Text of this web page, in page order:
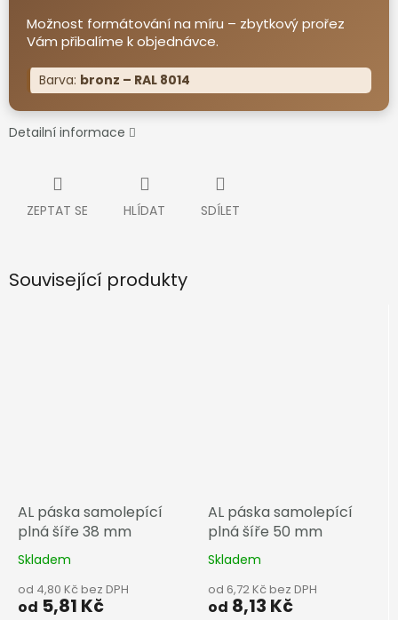
Možnost formátování na míru – zbytkový prořez
Vám přibalíme k objednávce.
Barva: bronz – RAL 8014
Detailní informace
ZEPTAT SE HLÍDAT SDÍLET
Související produkty
AL páska samolepící
plná šíře 38 mm
Skladem
od 4,80 Kč bez DPH
od 5,81 Kč
AL páska samolepící
plná šíře 50 mm
Skladem
od 6,72 Kč bez DPH
od 8,13 Kč